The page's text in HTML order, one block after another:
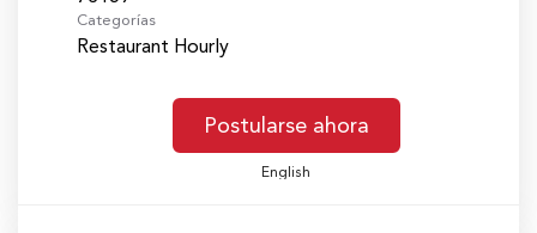
Categorías
Restaurant Hourly
Postularse ahora
English